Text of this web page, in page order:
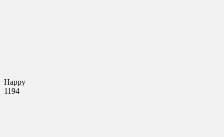
Happy
1194